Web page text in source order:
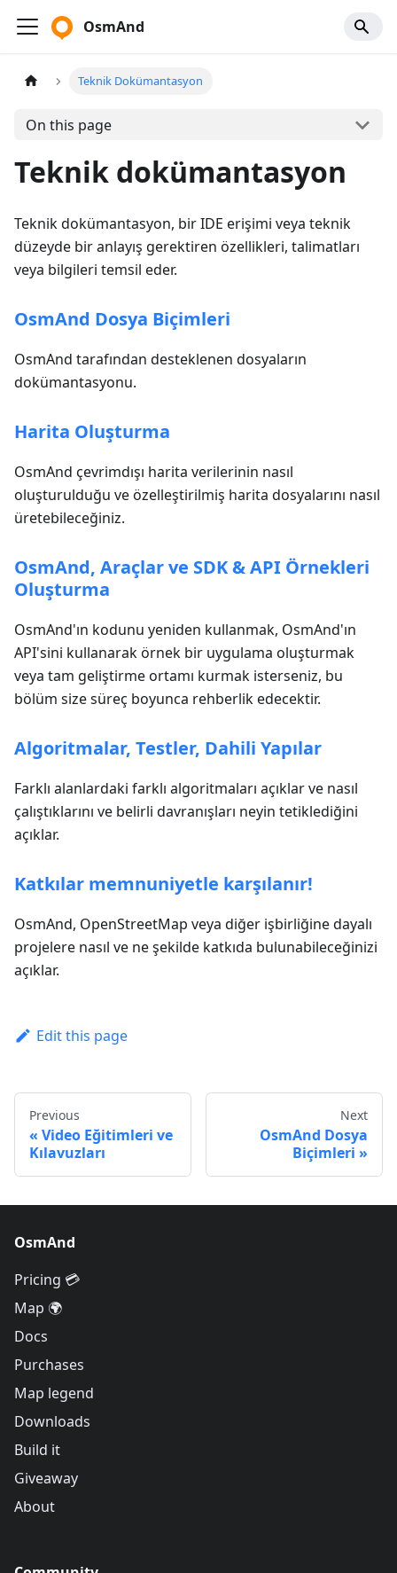
OsmAnd
Teknik Dokümantasyon
On this page
Teknik dokümantasyon
Teknik dokümantasyon, bir IDE erişimi veya teknik
düzeyde bir anlayış gerektiren özellikleri, talimatları
veya bilgileri temsil eder.
OsmAnd Dosya Biçimleri
OsmAnd tarafından desteklenen dosyaların
dokümantasyonu.
Harita Oluşturma
OsmAnd çevrimdışı harita verilerinin nasıl
oluşturulduğu ve özelleştirilmiş harita dosyalarını nasıl
üretebileceğiniz.
OsmAnd, Araçlar ve SDK & API Örnekleri
Oluşturma
OsmAnd'ın kodunu yeniden kullanmak, OsmAnd'ın
API'sini kullanarak örnek bir uygulama oluşturmak
veya tam geliştirme ortamı kurmak isterseniz, bu
bölüm size süreç boyunca rehberlik edecektir.
Algoritmalar, Testler, Dahili Yapılar
Farklı alanlardaki farklı algoritmaları açıklar ve nasıl
çalıştıklarını ve belirli davranışları neyin tetiklediğini
açıklar.
Katkılar memnuniyetle karşılanır!
OsmAnd, OpenStreetMap veya diğer işbirliğine dayalı
projelere nasıl ve ne şekilde katkıda bulunabileceğinizi
açıklar.
Edit this page
Previous
Video Eğitimleri ve
Kılavuzları
Next
OsmAnd Dosya
Biçimleri
OsmAnd
Pricing 💳
Map 🌍
Docs
Purchases
Map legend
Downloads
Build it
Giveaway
About